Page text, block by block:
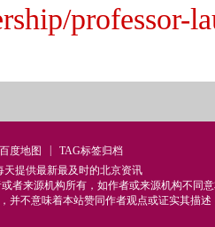
professor-
百度地图
TAG标签归档
提供最新最及时的北京资讯
者来源机构所有，如作者或来源机构不同
并不意味着本站赞同作者观点或证实其描